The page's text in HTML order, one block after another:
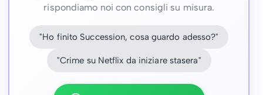
rispondiamo noi con consigli su misura.
"Ho finito Succession, cosa guardo adesso?"
"Crime su Netflix da iniziare stasera"